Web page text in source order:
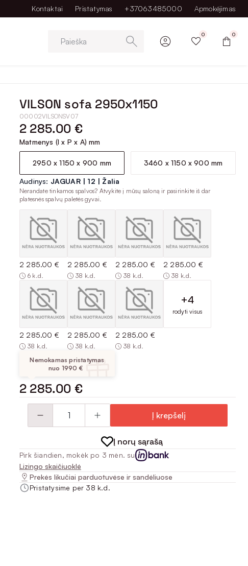
Kontaktai Pristatymas +37063485000 Apmokėjimas
Paieška
0 0
VILSON sofa 2950x1150
00002VILSONSV07
2 285.00 €
Matmenys (I x P x A) mm
2950 x 1150 x 900 mm 3460 x 1150 x 900 mm
Audinys: JAGUAR | 12 | Žalia
Nerandate tinkamos spalvos? Atvykite į mūsų saloną ir pasirinkite iš dar
platesnės spalvų paletės gyvai.
2 285.00 €
6 k.d.
2 285.00 €
38 k.d.
2 285.00 €
38 k.d.
2 285.00 €
38 k.d.
2 285.00 €
38 k.d.
2 285.00 €
38 k.d.
2 285.00 €
38 k.d.
+4
rodyti visus
Nemokamas pristatymas
nuo 1990 €
2 285.00 €
Į krepšelį
Į norų sąrašą
Pirk šiandien, mokėk po 3 mėn. su
Lizingo skaičiuoklė
Prekės likučiai parduotuvėse ir sandėliuose
Pristatysime per 38 k.d.